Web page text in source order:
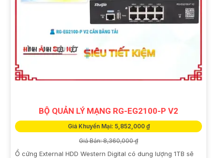
BỘ QUẢN LÝ MẠNG RG-EG2100-P V2
Giá Khuyến Mại: 5,852,000 ₫
Giá Bán: 8,360,000 ₫
Ổ cứng External HDD Western Digital có dung lượng 1TB sẽ